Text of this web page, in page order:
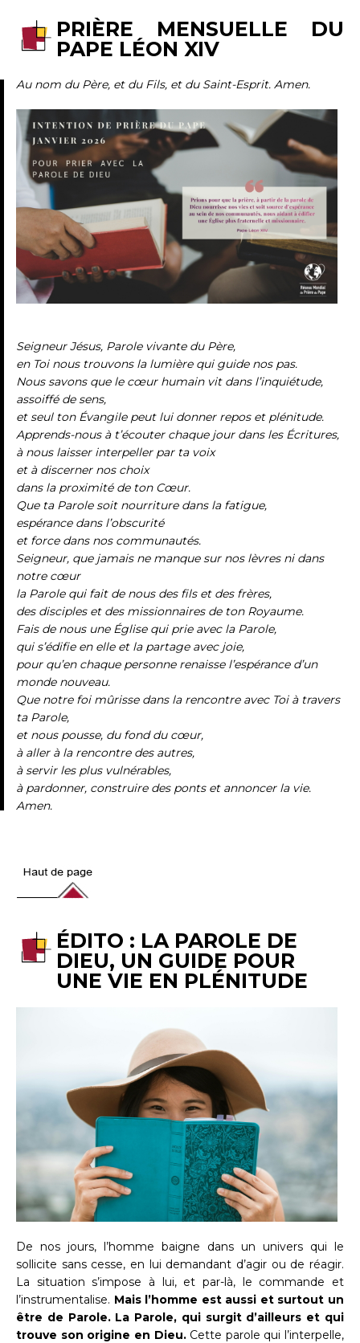
PRIÈRE MENSUELLE DU
PAPE LÉON XIV
Au nom du Père, et du Fils, et du Saint-Esprit. Amen.
Seigneur Jésus, Parole vivante du Père,
en Toi nous trouvons la lumière qui guide nos pas.
Nous savons que le cœur humain vit dans l’inquiétude,
assoiffé de sens,
et seul ton Évangile peut lui donner repos et plénitude.
Apprends-nous à t’écouter chaque jour dans les Écritures,
à nous laisser interpeller par ta voix
et à discerner nos choix
dans la proximité de ton Cœur.
Que ta Parole soit nourriture dans la fatigue,
espérance dans l’obscurité
et force dans nos communautés.
Seigneur, que jamais ne manque sur nos lèvres ni dans
notre cœur
la Parole qui fait de nous des fils et des frères,
des disciples et des missionnaires de ton Royaume.
Fais de nous une Église qui prie avec la Parole,
qui s’édifie en elle et la partage avec joie,
pour qu’en chaque personne renaisse l’espérance d’un
monde nouveau.
Que notre foi mûrisse dans la rencontre avec Toi à travers
ta Parole,
et nous pousse, du fond du cœur,
à aller à la rencontre des autres,
à servir les plus vulnérables,
à pardonner, construire des ponts et annoncer la vie.
Amen.
ÉDITO : LA PAROLE DE
DIEU, UN GUIDE POUR
UNE VIE EN PLÉNITUDE
De nos jours, l’homme baigne dans un univers qui le
sollicite sans cesse, en lui demandant d’agir ou de réagir.
La situation s’impose à lui, et par-là, le commande et
l’instrumentalise. Mais l’homme est aussi et surtout un
être de Parole. La Parole, qui surgit d’ailleurs et qui
trouve son origine en Dieu.Cette parole qui l’interpelle,